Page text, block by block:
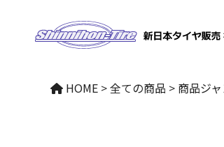
HOME >全ての商品 > 商品ジ